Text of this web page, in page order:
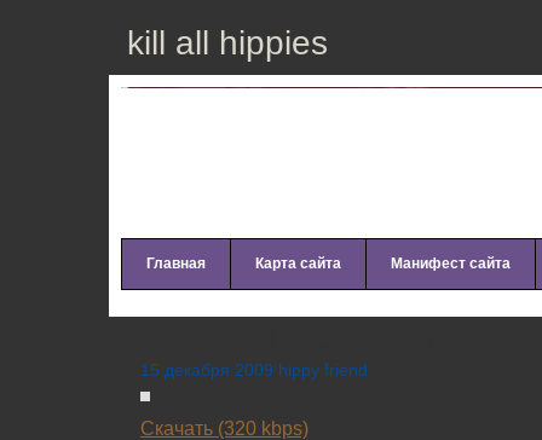
kill all hippies
Главная Карта сайта Манифест сайта
15 декабря 2009 hippy friend
Скачать (320 kbps)